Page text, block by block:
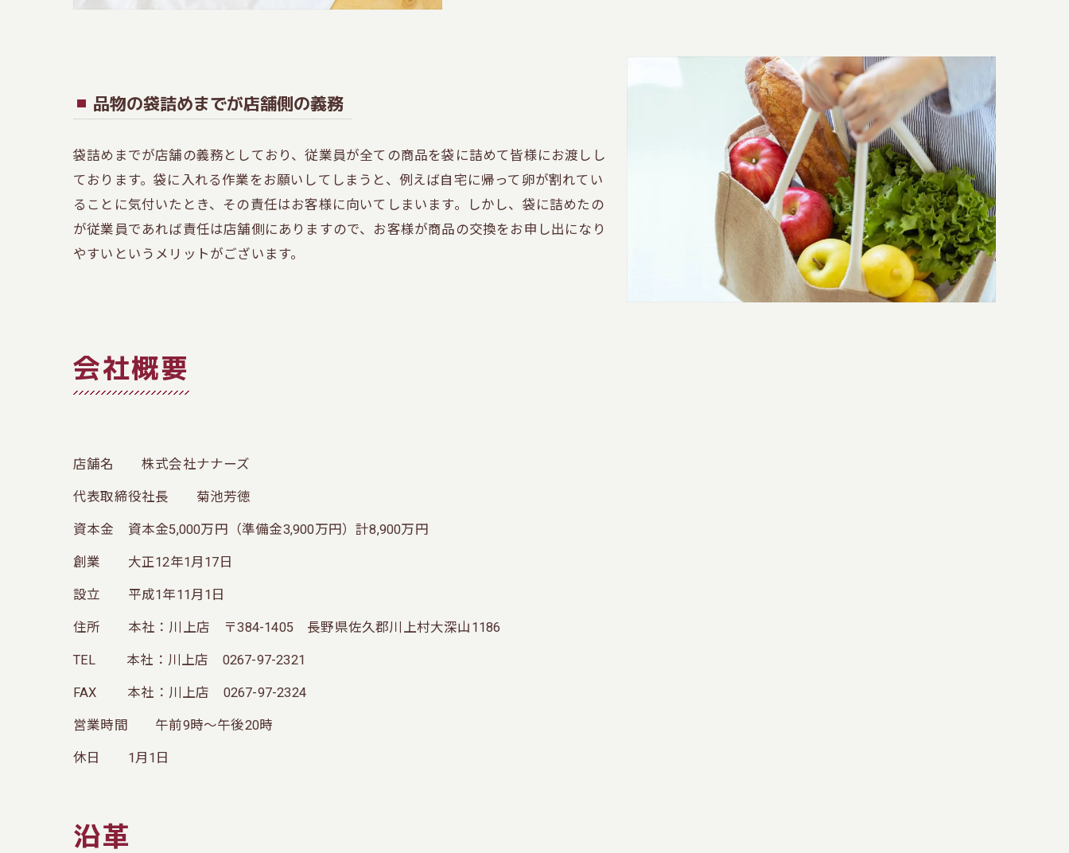
品物の袋詰めまでが店舗側の義務
袋詰めまでが店舗の義務としており、従業員が全ての商品を袋に詰めて皆様にお渡しし
ております。袋に入れる作業をお願いしてしまうと、例えば自宅に帰って卵が割れてい
ることに気付いたとき、その責任はお客様に向いてしまいます。しかし、袋に詰めたの
が従業員であれば責任は店舗側にありますので、お客様が商品の交換をお申し出になり
やすいというメリットがございます。
会社概要
店舗名 株式会社ナナーズ
代表取締役社長 菊池芳徳
資本金 資本金5,000万円（準備金3,900万円）計8,900万円
創業 大正12年1月17日
設立 平成1年11月1日
住所 本社：川上店 〒384-1405 長野県佐久郡川上村大深山1186
TEL 本社：川上店 0267-97-2321
FAX 本社：川上店 0267-97-2324
営業時間 午前9時～午後20時
休日 1月1日
沿革